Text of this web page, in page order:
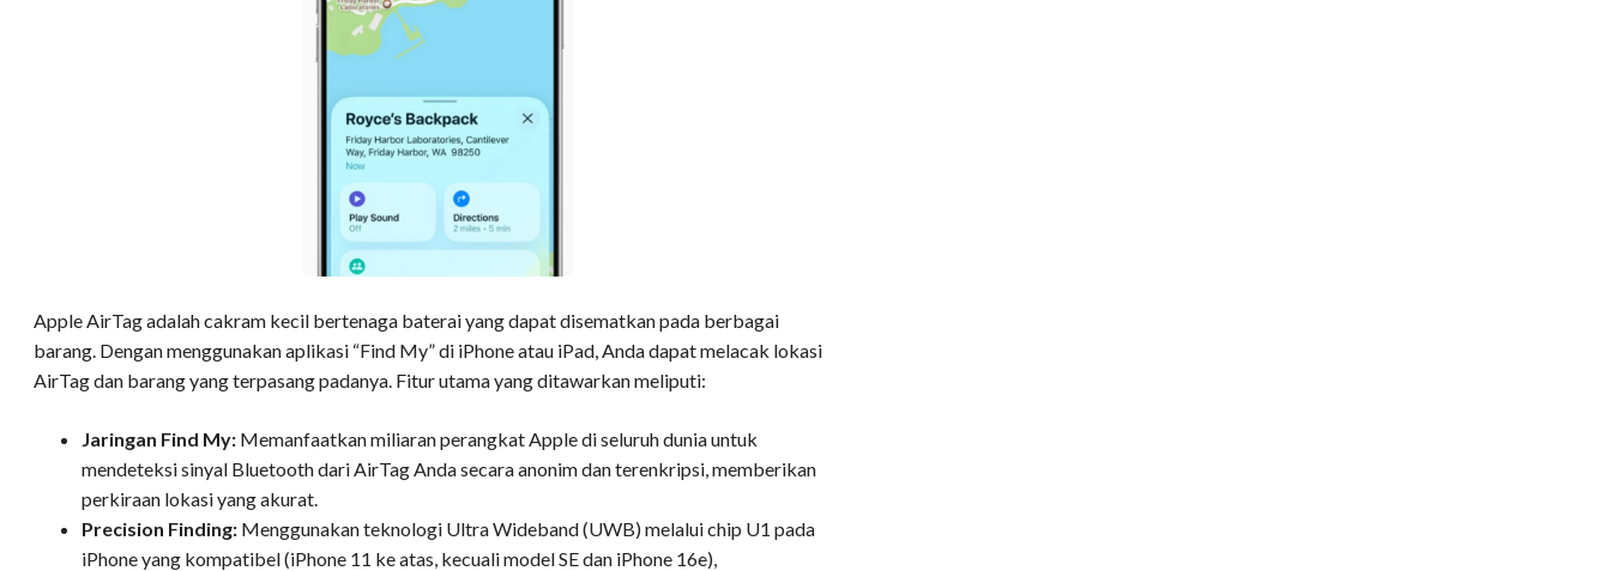
Apple AirTag adalah cakram kecil bertenaga baterai yang dapat disematkan pada berbagai
barang. Dengan menggunakan aplikasi “Find My” di iPhone atau iPad, Anda dapat melacak lokasi
AirTag dan barang yang terpasang padanya. Fitur utama yang ditawarkan meliputi:
Jaringan Find My: Memanfaatkan miliaran perangkat Apple di seluruh dunia untuk
mendeteksi sinyal Bluetooth dari AirTag Anda secara anonim dan terenkripsi, memberikan
perkiraan lokasi yang akurat.
Precision Finding: Menggunakan teknologi Ultra Wideband (UWB) melalui chip U1 pada
iPhone yang kompatibel (iPhone 11 ke atas, kecuali model SE dan iPhone 16e),